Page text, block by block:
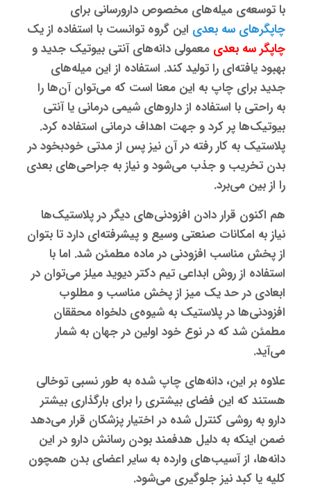
با توسعه‌ی میله‌های مخصوص دارورسانی برای
چاپگرهای سه بعدی این گروه توانست با استفاده از یک
چاپگر سه بعدی معمولی دانه‌های آنتی بیوتیک جدید و
بهبود یافته‌ای را تولید کند. استفاده از این میله‌های
جدید برای چاپ به این معنا است که می‌توان آن‌ها را
به راحتی با استفاده از داروهای شیمی درمانی یا آنتی
بیوتیک‌ها پر کرد و جهت اهداف درمانی استفاده کرد.
پلاستیک به کار رفته در آن نیز پس از مدتی خودبخود در
بدن تخریب و جذب می‌شود و نیاز به جراحی‌های بعدی
را از بین می‌برد.
هم اکنون قرار دادن افزودنی‌های دیگر در پلاستیک‌ها
نیاز به امکانات صنعتی وسیع و پیشرفته‌ای دارد تا بتوان
از پخش مناسب افزودنی در ماده مطمئن شد. اما با
استفاده از روش ابداعی تیم دکتر دیوید میلز می‌توان در
ابعادی در حد یک میز از پخش مناسب و مطلوب
افزودنی‌ها در پلاستیک به شیوه‌ی دلخواه محققان
مطمئن شد که در نوع خود اولین در جهان به شمار
می‌آید.
علاوه بر این، دانه‌های چاپ شده به طور نسبی توخالی
هستند که این فضای بیشتری را برای بارگذاری بیشتر
دارو به روشی کنترل شده در اختیار پزشکان قرار می‌دهد
ضمن اینکه به دلیل هدفمند بودن رسانش دارو در این
دانه‌ها، از آسیب‌های وارده به سایر اعضای بدن همچون
کلیه یا کبد نیز جلوگیری می‌شود.